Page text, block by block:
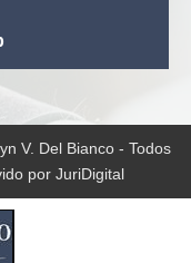
V. Del Bianco - Todos
por JuriDigital